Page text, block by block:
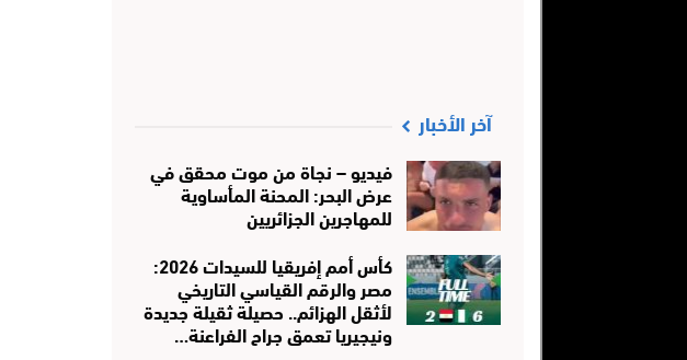
آخر الأخبار
فيديو – نجاة من موت محقق في
عرض البحر: المحنة المأساوية
للمهاجرين الجزائريين
كأس أمم إفريقيا للسيدات 2026:
مصر والرقم القياسي التاريخي
لأثقل الهزائم.. حصيلة ثقيلة جديدة
ونيجيريا تعمق جراح الفراعنة…